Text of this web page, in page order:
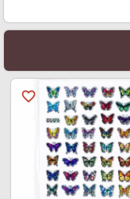
favorite_border